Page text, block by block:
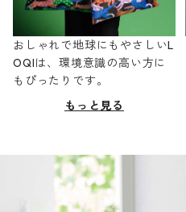
おしゃれで地球にもやさしいL
OQIは、環境意識の高い方に
もぴったりです。
もっと見る